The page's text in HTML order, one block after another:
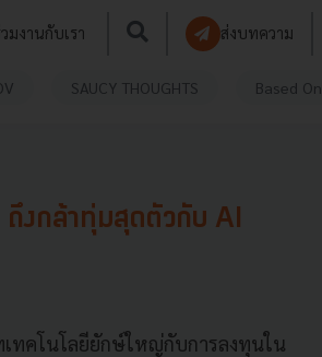
มงานกับเรา ส่งบทความ
SAUCY THOUGHTS Based On
งกล้าทุ่มสุดตัวกับ AI
ทคโนโลยียักษ์ใหญ่กับการลงทุนใน